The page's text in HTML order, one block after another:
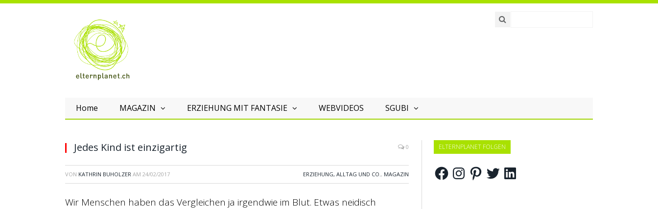
Home MAGAZIN ERZIEHUNG MIT FANTASIE WEBVIDEOS SGUBI
Jedes Kind ist einzigartig 0
VON KATHRIN BUHOLZER AM 24/02/2017 ERZIEHUNG, ALLTAG UND CO., MAGAZIN
Wir Menschen haben das Vergleichen ja irgendwie im Blut. Etwas neidisch
ELTERNPLANET FOLGEN
FacebookInstagramPinterestTwitterLinkedIn